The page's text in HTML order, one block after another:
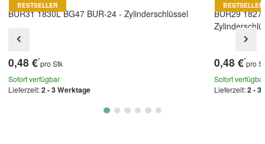
BESTSELLER
BUR31 1830L BG47 BUR-24 - Zylinderschlüssel
0,48 €*pro Stk
Sofort verfügbar
Lieferzeit:2 - 3 Werktage
BESTSELLER
BUR29
0,48 €*pro
Sofort verfügbar
Lieferzeit:2 - 3